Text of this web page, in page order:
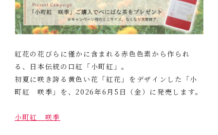
紅花の花びらに僅かに含まれる赤色色素から作られ
る、日本伝統の口紅「小町紅」。
初夏に咲き誇る黄色い花「紅花」をデザインした「小
町紅 咲季」を、2026年6月5日（金）に発売します。
小町紅 咲季